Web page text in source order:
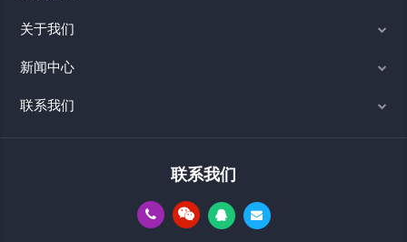
关于我们
新闻中心
联系我们
联系我们